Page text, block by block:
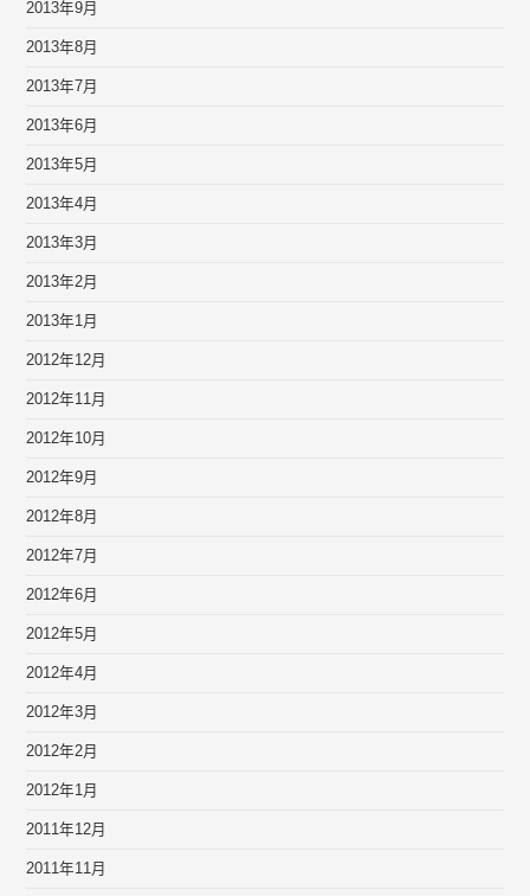
2013年9月
2013年8月
2013年7月
2013年6月
2013年5月
2013年4月
2013年3月
2013年2月
2013年1月
2012年12月
2012年11月
2012年10月
2012年9月
2012年8月
2012年7月
2012年6月
2012年5月
2012年4月
2012年3月
2012年2月
2012年1月
2011年12月
2011年11月